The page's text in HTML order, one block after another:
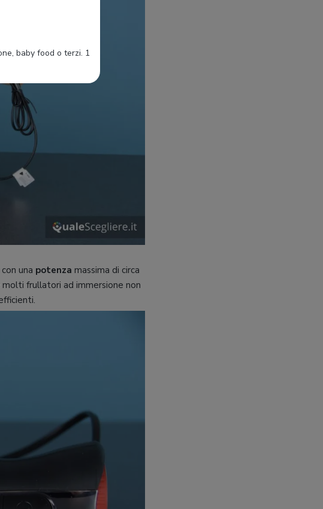
con una potenza massima di circa
frullatori ad immersione non
baby food o terzi. 1